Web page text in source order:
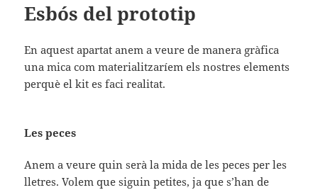
Esbós del prototip
En aquest apartat anem a veure de manera gràfica
una mica com materialitzaríem els nostres elements
perquè el kit es faci realitat.
Les peces
Anem a veure quin serà la mida de les peces per les
lletres. Volem que siguin petites, ja que s’han de